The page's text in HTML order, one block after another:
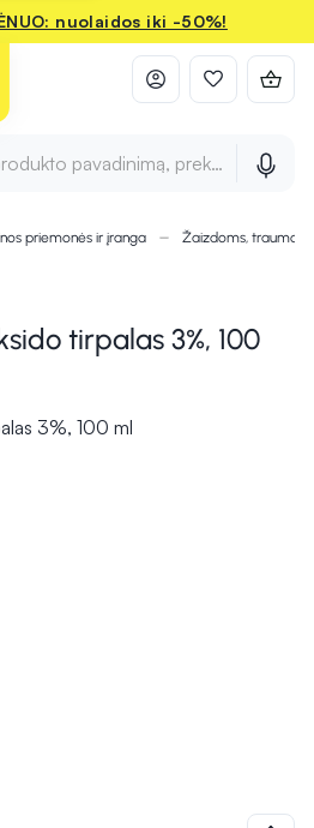
nuolaidos iki -50%!
pavadinimą, prekės ženklą ir
priemonės ir įranga Žaizdoms,
tirpalas 3%, 100